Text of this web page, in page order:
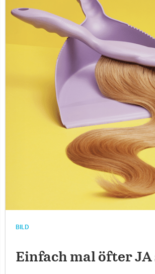
BILD
Einfach mal öfter JA